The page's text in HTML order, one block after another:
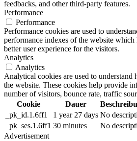
feedbacks, and other third-party features.
Performance
Performance
Performance cookies are used to
performance indexes of the website
better user experience for the visitors.
Analytics
Analytics
Analytical cookies are used to
the website. These cookies help provide
number of visitors, bounce rate, traffic
Cookie
Dauer
_pk_id.1.6ff1
1 year 27 days No
_pk_ses.1.6ff1 30 minutes
No
Advertisement